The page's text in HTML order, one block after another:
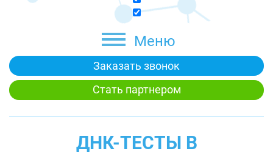
Меню
Заказать звонок
Стать партнером
ДНК-ТЕСТЫ В